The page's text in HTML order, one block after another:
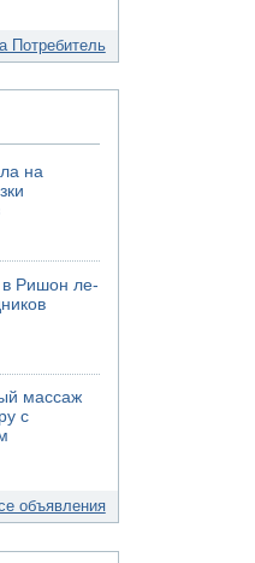
Потребитель
на
в Ришон ле-
массаж
с
объявления